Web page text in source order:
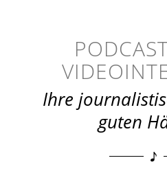
Ihre
guten